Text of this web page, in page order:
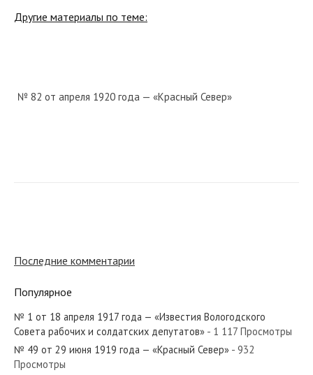
Другие материалы по теме:
№ 82 от апреля 1920 года — «Красный Север»
№ 163 от июля 1986 года — «Красный Север»
Последние комментарии
Популярное
№ 1 от 18 апреля 1917 года — «Известия Вологодского
Совета рабочих и солдатских депутатов» - 1 117 Просмотры
№ 49 от 29 июня 1919 года — «Красный Север» - 932
Просмотры